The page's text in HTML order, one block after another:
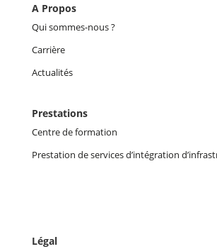
A Propos
Qui sommes-nous ?
Carrière
Actualités
Prestations
Centre de formation
Prestation de services d’intégration
Légal